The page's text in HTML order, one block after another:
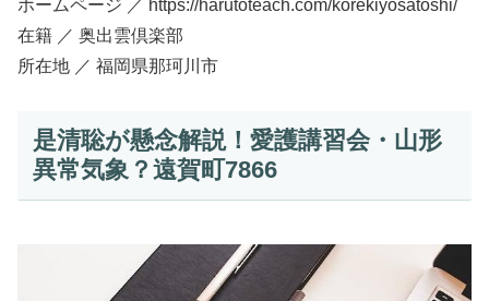
ホームページ ／ https://harutoteach.com/korekiyosatoshi/
在籍 ／ 奥出雲倶楽部
所在地 ／ 福岡県那珂川市
是清聡が懸念解説！愛護講習会・山形
異常気象？遠賀町7866